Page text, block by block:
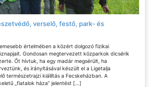
verselő, festő, park- és
értelmében a közért dolgozó fizikai
Gondosan megtervezett közparkok dicsérik
Őt hívtuk, ha egy madár megsérült, ha
és irányításával készült el a Ligetalja
természetrajzi kiállítás a Fecskeházban. A
„fiatalok háza” jelentést […]